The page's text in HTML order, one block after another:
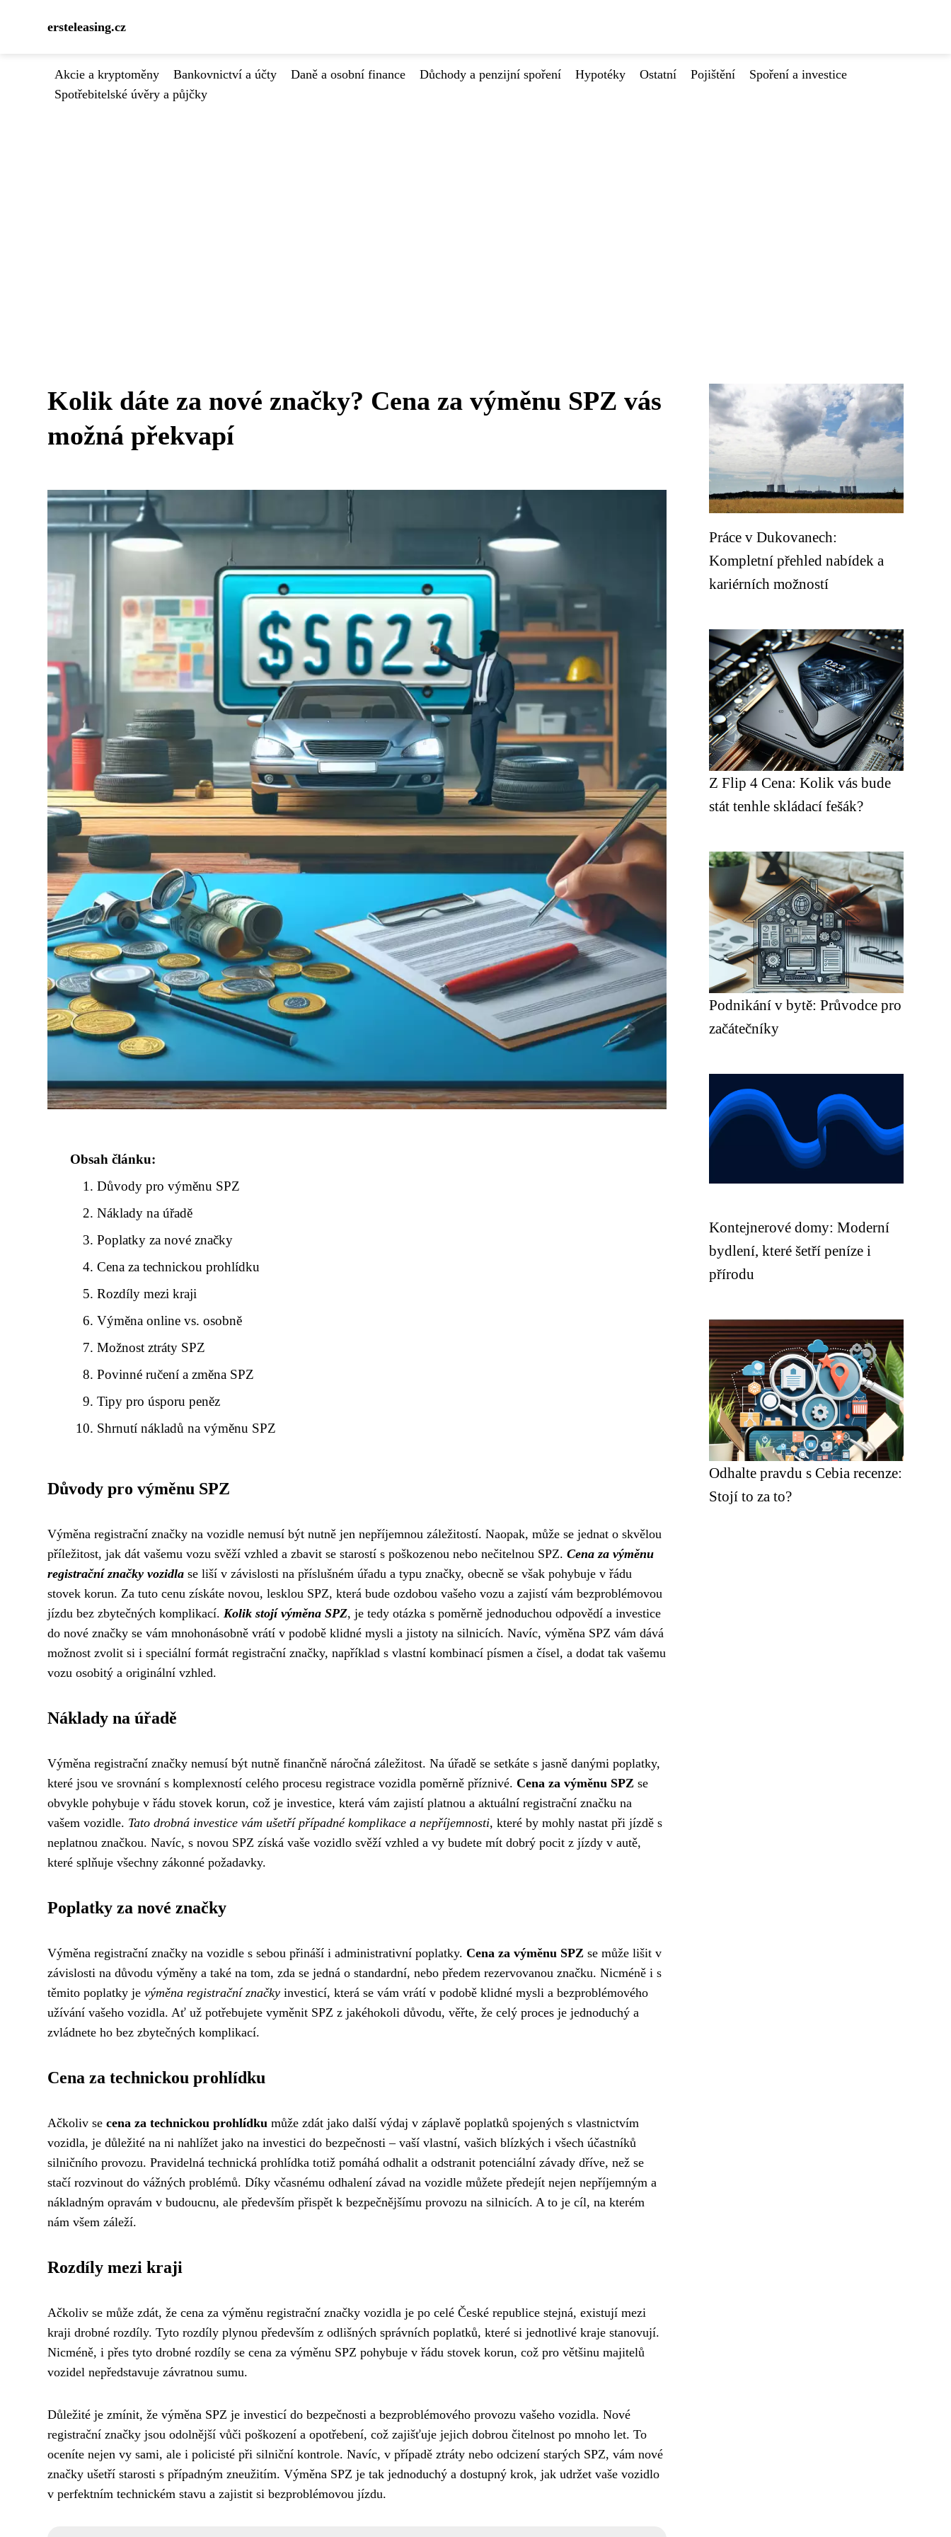
ersteleasing.cz
Akcie a kryptoměny Bankovnictví a účty Daně a osobní finance Důchody a penzijní spoření Hypotéky Ostatní Pojištění
Spoření a investice
Spotřebitelské úvěry a půjčky
Kolik dáte za nové značky? Cena za výměnu SPZ vás
možná překvapí
Obsah článku:
Důvody pro výměnu SPZ
Náklady na úřadě
Poplatky za nové značky
Cena za technickou prohlídku
Rozdíly mezi kraji
Výměna online vs. osobně
Možnost ztráty SPZ
Povinné ručení a změna SPZ
Tipy pro úsporu peněz
Shrnutí nákladů na výměnu SPZ
Důvody pro výměnu SPZ
Výměna registrační značky na vozidle nemusí být nutně jen nepříjemnou záležitostí. Naopak, může se jednat o skvělou
příležitost, jak dát vašemu vozu svěží vzhled a zbavit se starostí s poškozenou nebo nečitelnou SPZ. Cena za výměnu
registrační značky vozidla se liší v závislosti na příslušném úřadu a typu značky, obecně se však pohybuje v řádu
stovek korun. Za tuto cenu získáte novou, lesklou SPZ, která bude ozdobou vašeho vozu a zajistí vám bezproblémovou
jízdu bez zbytečných komplikací. Kolik stojí výměna SPZ, je tedy otázka s poměrně jednoduchou odpovědí a investice
do nové značky se vám mnohonásobně vrátí v podobě klidné mysli a jistoty na silnicích. Navíc, výměna SPZ vám dává
možnost zvolit si i speciální formát registrační značky, například s vlastní kombinací písmen a čísel, a dodat tak vašemu
vozu osobitý a originální vzhled.
Náklady na úřadě
Výměna registrační značky nemusí být nutně finančně náročná záležitost. Na úřadě se setkáte s jasně danými poplatky,
které jsou ve srovnání s komplexností celého procesu registrace vozidla poměrně příznivé. Cena za výměnu SPZ se
obvykle pohybuje v řádu stovek korun, což je investice, která vám zajistí platnou a aktuální registrační značku na
vašem vozidle. Tato drobná investice vám ušetří případné komplikace a nepříjemnosti, které by mohly nastat při jízdě s
neplatnou značkou. Navíc, s novou SPZ získá vaše vozidlo svěží vzhled a vy budete mít dobrý pocit z jízdy v autě,
které splňuje všechny zákonné požadavky.
Poplatky za nové značky
Výměna registrační značky na vozidle s sebou přináší i administrativní poplatky. Cena za výměnu SPZ se může lišit v
závislosti na důvodu výměny a také na tom, zda se jedná o standardní, nebo předem rezervovanou značku. Nicméně i s
těmito poplatky je výměna registrační značky investicí, která se vám vrátí v podobě klidné mysli a bezproblémového
užívání vašeho vozidla. Ať už potřebujete vyměnit SPZ z jakéhokoli důvodu, věřte, že celý proces je jednoduchý a
zvládnete ho bez zbytečných komplikací.
Cena za technickou prohlídku
Ačkoliv se cena za technickou prohlídku může zdát jako další výdaj v záplavě poplatků spojených s vlastnictvím
vozidla, je důležité na ni nahlížet jako na investici do bezpečnosti – vaší vlastní, vašich blízkých i všech účastníků
silničního provozu. Pravidelná technická prohlídka totiž pomáhá odhalit a odstranit potenciální závady dříve, než se
stačí rozvinout do vážných problémů. Díky včasnému odhalení závad na vozidle můžete předejít nejen nepříjemným a
nákladným opravám v budoucnu, ale především přispět k bezpečnějšímu provozu na silnicích. A to je cíl, na kterém
nám všem záleží.
Rozdíly mezi kraji
Ačkoliv se může zdát, že cena za výměnu registrační značky vozidla je po celé České republice stejná, existují mezi
kraji drobné rozdíly. Tyto rozdíly plynou především z odlišných správních poplatků, které si jednotlivé kraje stanovují.
Nicméně, i přes tyto drobné rozdíly se cena za výměnu SPZ pohybuje v řádu stovek korun, což pro většinu majitelů
vozidel nepředstavuje závratnou sumu.
Důležité je zmínit, že výměna SPZ je investicí do bezpečnosti a bezproblémového provozu vašeho vozidla. Nové
registrační značky jsou odolnější vůči poškození a opotřebení, což zajišťuje jejich dobrou čitelnost po mnoho let. To
oceníte nejen vy sami, ale i policisté při silniční kontrole. Navíc, v případě ztráty nebo odcizení starých SPZ, vám nové
značky ušetří starosti s případným zneužitím. Výměna SPZ je tak jednoduchý a dostupný krok, jak udržet vaše vozidlo
v perfektním technickém stavu a zajistit si bezproblémovou jízdu.
Práce v Dukovanech:
Kompletní přehled nabídek a
kariérních možností
Z Flip 4 Cena: Kolik vás bude
stát tenhle skládací fešák?
Podnikání v bytě: Průvodce pro
začátečníky
Kontejnerové domy: Moderní
bydlení, které šetří peníze i
přírodu
Odhalte pravdu s Cebia recenze:
Stojí to za to?